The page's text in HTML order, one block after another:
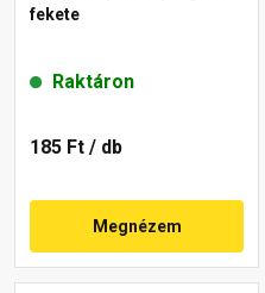
fekete
Raktáron
185 Ft / db
Megnézem